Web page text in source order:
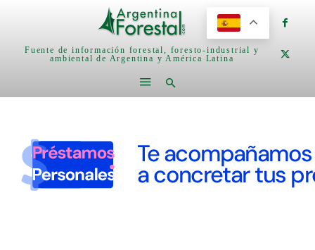
Fuente de información forestal, foresto-industrial y
ambiental de Argentina y América Latina